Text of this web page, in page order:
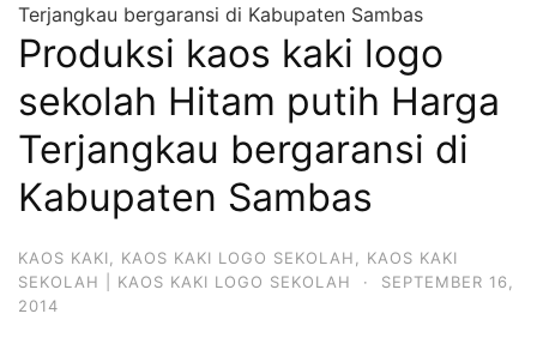
Terjangkau bergaransi di Kabupaten Sambas
Produksi kaos kaki logo
sekolah Hitam putih Harga
Terjangkau bergaransi di
Kabupaten Sambas
KAOS KAKI KAOS KAKI LOGO SEKOLAH
KAOS KAKI
SEKOLAH | KAOS KAKI LOGO SEKOLAH
·
SEPTEMBER 16,
2014